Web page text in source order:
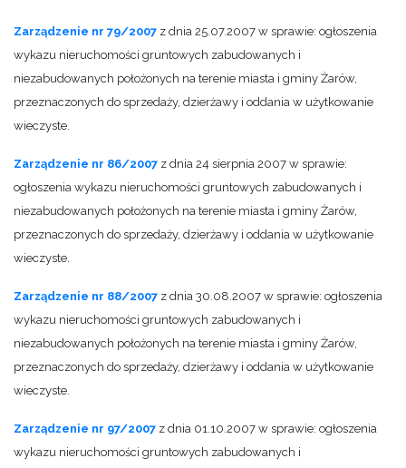
Zarządzenie nr 79/2007 z dnia 25.07.2007 w sprawie: ogłoszenia
wykazu nieruchomości gruntowych zabudowanych i
niezabudowanych położonych na terenie miasta i gminy Żarów,
przeznaczonych do sprzedaży, dzierżawy i oddania w użytkowanie
wieczyste.
Zarządzenie nr 86/2007 z dnia 24 sierpnia 2007 w sprawie:
ogłoszenia wykazu nieruchomości gruntowych zabudowanych i
niezabudowanych położonych na terenie miasta i gminy Żarów,
przeznaczonych do sprzedaży, dzierżawy i oddania w użytkowanie
wieczyste.
Zarządzenie nr 88/2007 z dnia 30.08.2007 w sprawie: ogłoszenia
wykazu nieruchomości gruntowych zabudowanych i
niezabudowanych położonych na terenie miasta i gminy Żarów,
przeznaczonych do sprzedaży, dzierżawy i oddania w użytkowanie
wieczyste.
Zarządzenie nr 97/2007 z dnia 01.10.2007 w sprawie: ogłoszenia
wykazu nieruchomości gruntowych zabudowanych i